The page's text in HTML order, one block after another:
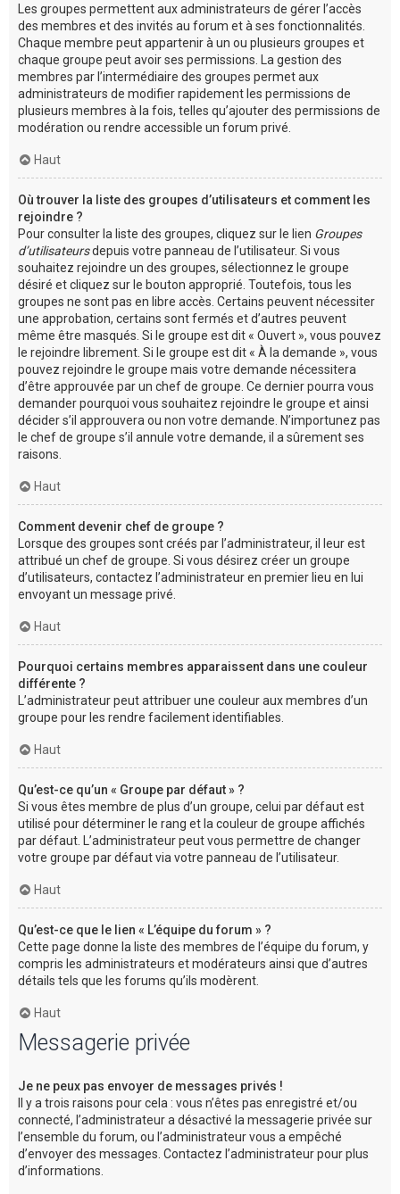
Les groupes permettent aux administrateurs de gérer l’accès
des membres et des invités au forum et à ses fonctionnalités.
Chaque membre peut appartenir à un ou plusieurs groupes et
chaque groupe peut avoir ses permissions. La gestion des
membres par l’intermédiaire des groupes permet aux
administrateurs de modifier rapidement les permissions de
plusieurs membres à la fois, telles qu’ajouter des permissions de
modération ou rendre accessible un forum privé.
Haut
Où trouver la liste des groupes d’utilisateurs et comment les
rejoindre ?
Pour consulter la liste des groupes, cliquez sur le lien Groupes
d’utilisateursdepuis votre panneau de l’utilisateur. Si vous
souhaitez rejoindre un des groupes, sélectionnez le groupe
désiré et cliquez sur le bouton approprié. Toutefois, tous les
groupes ne sont pas en libre accès. Certains peuvent nécessiter
une approbation, certains sont fermés et d’autres peuvent
même être masqués. Si le groupe est dit « Ouvert », vous pouvez
le rejoindre librement. Si le groupe est dit « À la demande », vous
pouvez rejoindre le groupe mais votre demande nécessitera
d’être approuvée par un chef de groupe. Ce dernier pourra vous
demander pourquoi vous souhaitez rejoindre le groupe et ainsi
décider s’il approuvera ou non votre demande. N’importunez pas
le chef de groupe s’il annule votre demande, il a sûrement ses
raisons.
Haut
Comment devenir chef de groupe ?
Lorsque des groupes sont créés par l’administrateur, il leur est
attribué un chef de groupe. Si vous désirez créer un groupe
d’utilisateurs, contactez l’administrateur en premier lieu en lui
envoyant un message privé.
Haut
Pourquoi certains membres apparaissent dans une couleur
différente ?
L’administrateur peut attribuer une couleur aux membres d’un
groupe pour les rendre facilement identifiables.
Haut
Qu’est-ce qu’un « Groupe par défaut » ?
Si vous êtes membre de plus d’un groupe, celui par défaut est
utilisé pour déterminer le rang et la couleur de groupe affichés
par défaut. L’administrateur peut vous permettre de changer
votre groupe par défaut via votre panneau de l’utilisateur.
Haut
Qu’est-ce que le lien « L’équipe du forum » ?
Cette page donne la liste des membres de l’équipe du forum, y
compris les administrateurs et modérateurs ainsi que d’autres
détails tels que les forums qu’ils modèrent.
Haut
Messagerie privée
Je ne peux pas envoyer de messages privés !
Il y a trois raisons pour cela : vous n’êtes pas enregistré et/ou
connecté, l’administrateur a désactivé la messagerie privée sur
l’ensemble du forum, ou l’administrateur vous a empêché
d’envoyer des messages. Contactez l’administrateur pour plus
d’informations.